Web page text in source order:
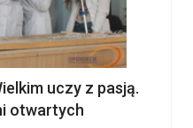
uczy z pasją.
otwartych